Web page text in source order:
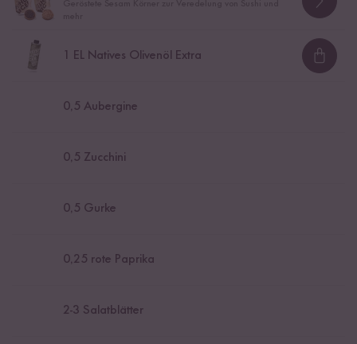
EL Natives Olivenöl Extra
0,5 Aubergine
0,5 Zucchini
0,5 Gurke
0,25 rote Paprika
2-3 Salatblätter